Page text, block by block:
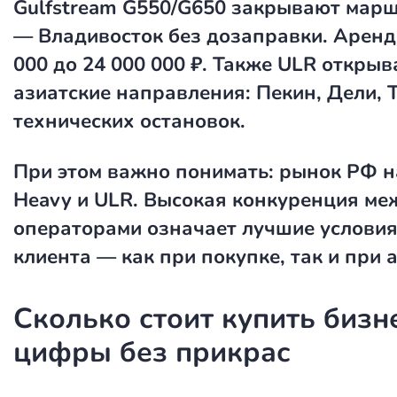
Gulfstream G550/G650 закрывают
— Владивосток без дозаправки.
000 до 24 000 000 ₽. Также ULR
азиатские направления: Пекин, Дели,
технических остановок.
При этом важно понимать: рынок РФ
Heavy и ULR. Высокая конкуренция
операторами означает лучшие
клиента — как при покупке, так и при
Сколько стоит купить
цифры без прикрас